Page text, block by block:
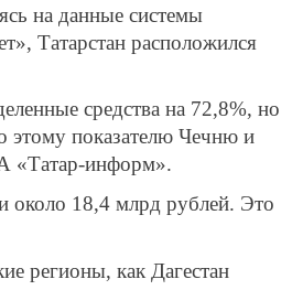
на данные системы
Татарстан расположился
средства на 72,8%, но
этому показателю Чечню и
«Татар-информ».
около 18,4 млрд рублей. Это
регионы, как Дагестан